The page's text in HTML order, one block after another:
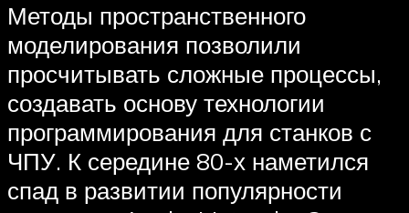
Методы пространственного
моделирования позволили
просчитывать сложные процессы,
создавать основу технологии
программирования для станков с
ЧПУ. К середине 80-х наметился
спад в развитии популярности